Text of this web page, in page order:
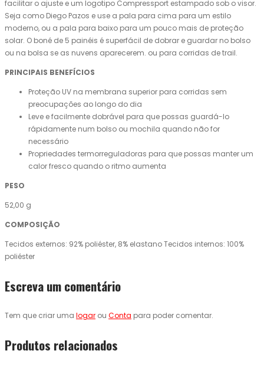
facilitar o ajuste e um logotipo Compressport estampado sob o visor.
Seja como Diego Pazos e use a pala para cima para um estilo
moderno, ou a pala para baixo para um pouco mais de proteção
solar. O boné de 5 painéis é superfácil de dobrar e guardar no bolso
ou na bolsa se as nuvens aparecerem. ou para corridas de trail.
PRINCIPAIS BENEFÍCIOS
Proteção UV na membrana superior para corridas sem
preocupações ao longo do dia
Leve e facilmente dobrável para que possas guardá-lo
rápidamente num bolso ou mochila quando não for
necessário
Propriedades termorreguladoras para que possas manter um
calor fresco quando o ritmo aumenta
PESO
52,00 g
COMPOSIÇÃO
Tecidos externos: 92% poliéster, 8% elastano Tecidos internos: 100%
poliéster
Escreva um comentário
Tem que criar uma logar ou Conta para poder comentar.
Produtos relacionados